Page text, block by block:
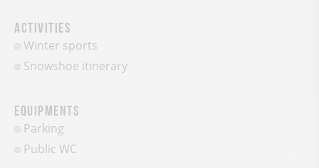
Activities
Winter sports
Snowshoe itinerary
Equipments
Parking
Public WC